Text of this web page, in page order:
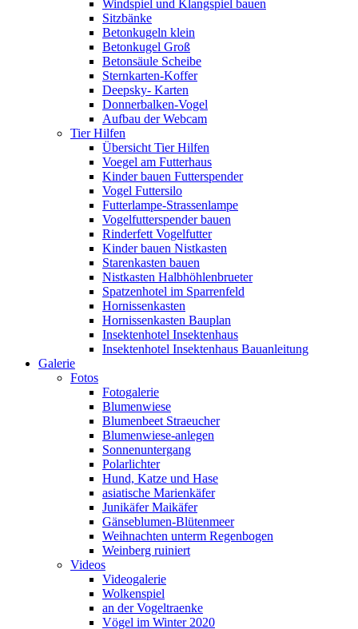
Windspiel und Klangspiel bauen
Sitzbänke
Betonkugeln klein
Betonkugel Groß
Betonsäule Scheibe
Sternkarten-Koffer
Deepsky- Karten
Donnerbalken-Vogel
Aufbau der Webcam
Tier Hilfen
Übersicht Tier Hilfen
Voegel am Futterhaus
Kinder bauen Futterspender
Vogel Futtersilo
Futterlampe-Strassenlampe
Vogelfutterspender bauen
Rinderfett Vogelfutter
Kinder bauen Nistkasten
Starenkasten bauen
Nistkasten Halbhöhlenbrueter
Spatzenhotel im Sparrenfeld
Hornissenkasten
Hornissenkasten Bauplan
Insektenhotel Insektenhaus
Insektenhotel Insektenhaus Bauanleitung
Galerie
Fotos
Fotogalerie
Blumenwiese
Blumenbeet Straeucher
Blumenwiese-anlegen
Sonnenuntergang
Polarlichter
Hund, Katze und Hase
asiatische Marienkäfer
Junikäfer Maikäfer
Gänseblumen-Blütenmeer
Weihnachten unterm Regenbogen
Weinberg ruiniert
Videos
Videogalerie
Wolkenspiel
an der Vogeltraenke
Vögel im Winter 2020